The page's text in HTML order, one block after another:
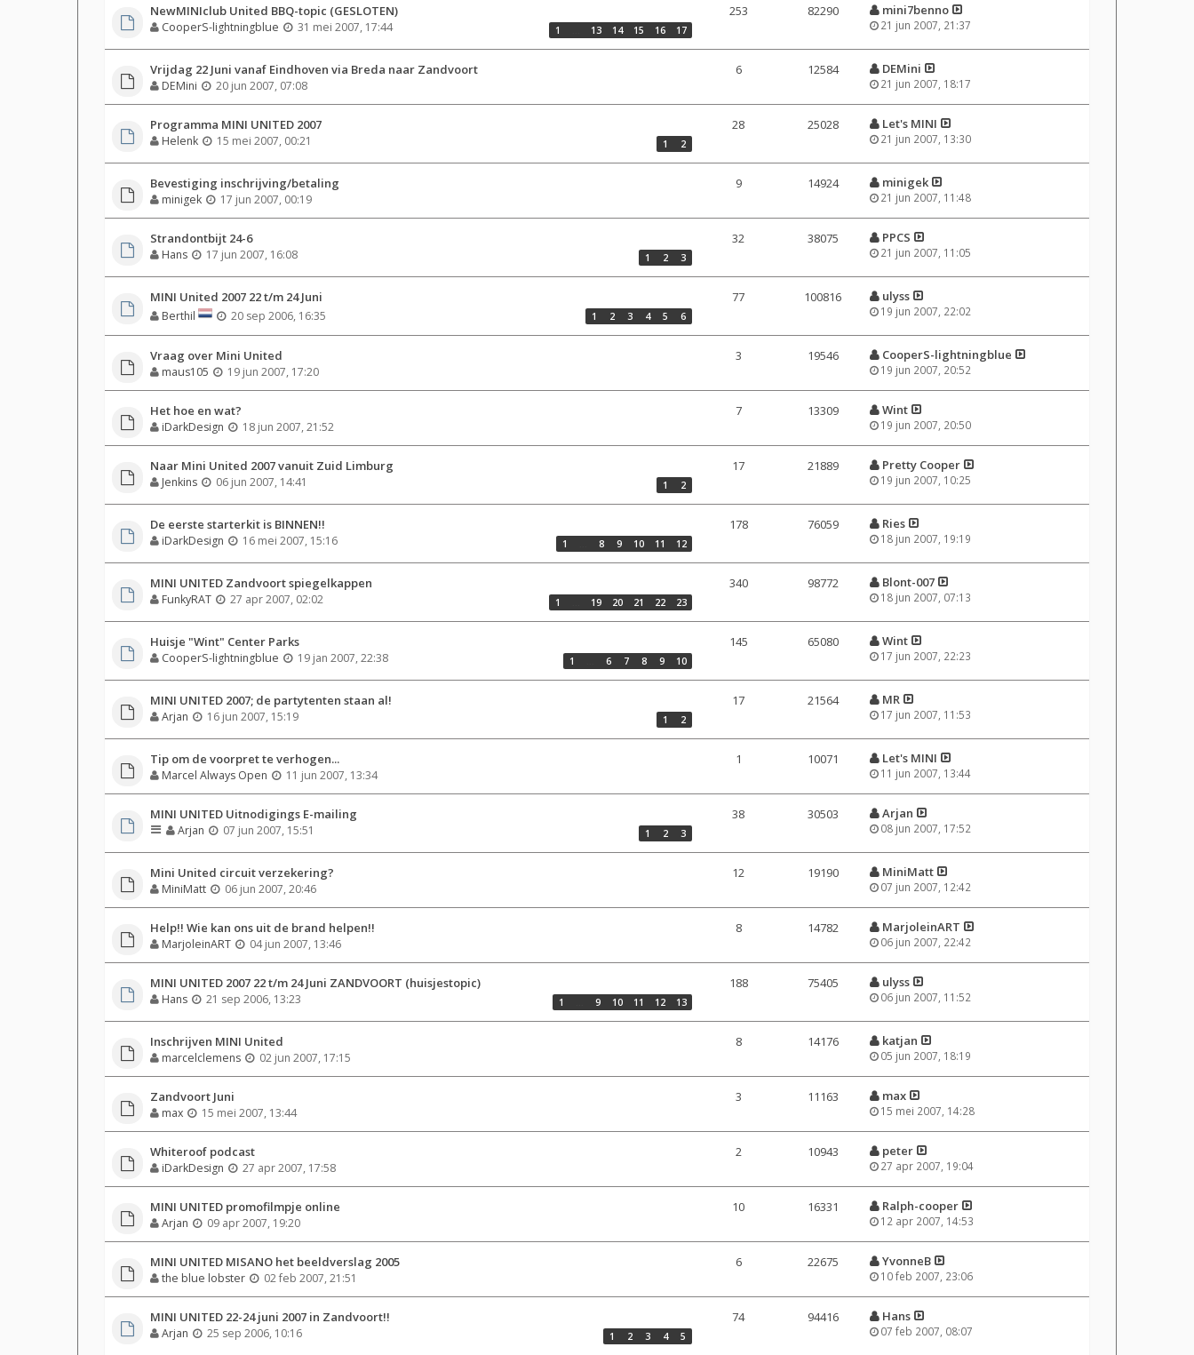
NewMINIclub United BBQ-topic (GESLOTEN)
1 13 14 15 16 17
CooperS-lightningblue 31 mei 2007, 17:44
253 82290 mini7benno
21 jun 2007, 21:37
Vrijdag 22 Juni vanaf Eindhoven via Breda naar Zandvoort
DEMini 20 jun 2007, 07:08
6 12584 DEMini
21 jun 2007, 18:17
Programma MINI UNITED 2007
1 2
Helenk 15 mei 2007, 00:21
28 25028 Let's MINI
21 jun 2007, 13:30
Bevestiging inschrijving/betaling
minigek 17 jun 2007, 00:19
9 14924 minigek
21 jun 2007, 11:48
Strandontbijt 24-6
1 2 3
Hans 17 jun 2007, 16:08
32 38075 PPCS
21 jun 2007, 11:05
MINI United 2007 22 t/m 24 Juni
1 2 3 4 5 6
Berthil 20 sep 2006, 16:35
77 100816 ulyss
19 jun 2007, 22:02
Vraag over Mini United
maus105 19 jun 2007, 17:20
3 19546 CooperS-lightningblue
19 jun 2007, 20:52
Het hoe en wat?
iDarkDesign 18 jun 2007, 21:52
7 13309 Wint
19 jun 2007, 20:50
Naar Mini United 2007 vanuit Zuid Limburg
1 2
Jenkins 06 jun 2007, 14:41
17 21889 Pretty Cooper
19 jun 2007, 10:25
De eerste starterkit is BINNEN!!
1 8 9 10 11 12
iDarkDesign 16 mei 2007, 15:16
178 76059 Ries
18 jun 2007, 19:19
MINI UNITED Zandvoort spiegelkappen
1 19 20 21 22 23
FunkyRAT 27 apr 2007, 02:02
340 98772 Blont-007
18 jun 2007, 07:13
Huisje "Wint" Center Parks
1 6 7 8 9 10
CooperS-lightningblue 19 jan 2007, 22:38
145 65080 Wint
17 jun 2007, 22:23
MINI UNITED 2007; de partytenten staan al!
1 2
Arjan 16 jun 2007, 15:19
17 21564 MR
17 jun 2007, 11:53
Tip om de voorpret te verhogen...
Marcel Always Open 11 jun 2007, 13:34
1 10071 Let's MINI
11 jun 2007, 13:44
MINI UNITED Uitnodigings E-mailing
1 2 3
Arjan 07 jun 2007, 15:51
38 30503 Arjan
08 jun 2007, 17:52
Mini United circuit verzekering?
MiniMatt 06 jun 2007, 20:46
12 19190 MiniMatt
07 jun 2007, 12:42
Help!! Wie kan ons uit de brand helpen!!
MarjoleinART 04 jun 2007, 13:46
8 14782 MarjoleinART
06 jun 2007, 22:42
MINI UNITED 2007 22 t/m 24 Juni ZANDVOORT (huisjestopic)
1 9 10 11 12 13
Hans 21 sep 2006, 13:23
188 75405 ulyss
06 jun 2007, 11:52
Inschrijven MINI United
marcelclemens 02 jun 2007, 17:15
8 14176 katjan
05 jun 2007, 18:19
Zandvoort Juni
max 15 mei 2007, 13:44
3 11163 max
15 mei 2007, 14:28
Whiteroof podcast
iDarkDesign 27 apr 2007, 17:58
2 10943 peter
27 apr 2007, 19:04
MINI UNITED promofilmpje online
Arjan 09 apr 2007, 19:20
10 16331 Ralph-cooper
12 apr 2007, 14:53
MINI UNITED MISANO het beeldverslag 2005
the blue lobster 02 feb 2007, 21:51
6 22675 YvonneB
10 feb 2007, 23:06
MINI UNITED 22-24 juni 2007 in Zandvoort!!
1 2 3 4 5
Arjan 25 sep 2006, 10:16
74 94416 Hans
07 feb 2007, 08:07